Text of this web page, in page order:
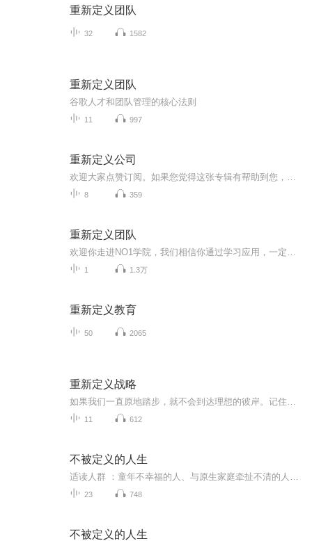
重新定义团队
32 1582
重新定义团队
谷歌人才和团队管理的核心法则
11 997
重新定义公司
8 359
重新定义团队
1 1.3万
重新定义教育
50 2065
重新定义战略
11 612
不被定义的人生
23 748
不被定义的人生